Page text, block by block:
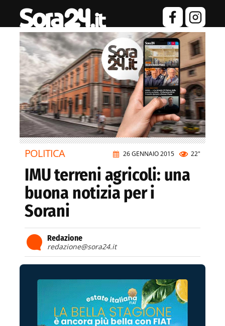
26 GENNAIO 2015 22"
POLITICA
IMU terreni agricoli: una
buona notizia per i
Sorani
Redazione
redazione@sora24.it